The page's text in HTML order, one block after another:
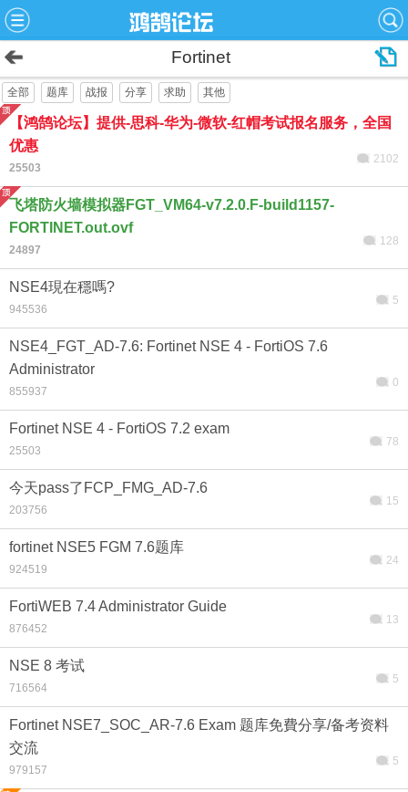
Fortinet
全部 题库 战报 分享 求助 其他
【鸿鹄论坛】提供-思科-华为-微软-红帽考试报名服务，全国
优惠
25503
2102
飞塔防火墙模拟器FGT_VM64-v7.2.0.F-build1157-
FORTINET.out.ovf
24897
128
NSE4現在穩嗎?
945536
5
NSE4_FGT_AD-7.6: Fortinet NSE 4 - FortiOS 7.6
Administrator
855937
0
Fortinet NSE 4 - FortiOS 7.2 exam
25503
78
今天pass了FCP_FMG_AD-7.6
203756
15
fortinet NSE5 FGM 7.6题库
924519
24
FortiWEB 7.4 Administrator Guide
876452
13
NSE 8 考试
716564
5
Fortinet NSE7_SOC_AR-7.6 Exam 题库免費分享/备考资料
交流
979157
5